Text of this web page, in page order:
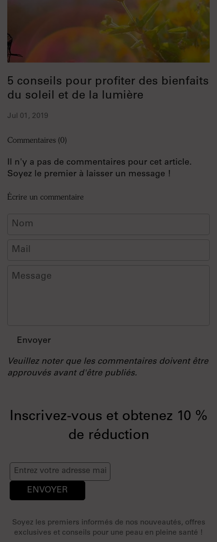
5 conseils pour profiter des bienfaits
du soleil et de la lumière
Jul 01, 2019
Commentaires (0)
Il n'y a pas de commentaires pour cet article.
Soyez le premier à laisser un message !
Écrire un commentaire
Nom
Mail
Message
Envoyer
Veuillez noter que les commentaires doivent être
approuvés avant d'être publiés.
Inscrivez-vous et obtenez 10 %
de réduction
ENVOYER
Soyez les premiers informés de nos nouveautés, offres
exclusives et conseils pour une peau en pleine santé !